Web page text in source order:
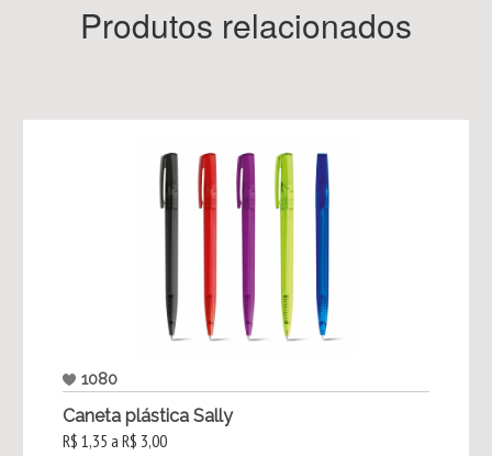
Produtos relacionados
1080
Caneta plástica Sally
R$ 1,35 a R$ 3,00